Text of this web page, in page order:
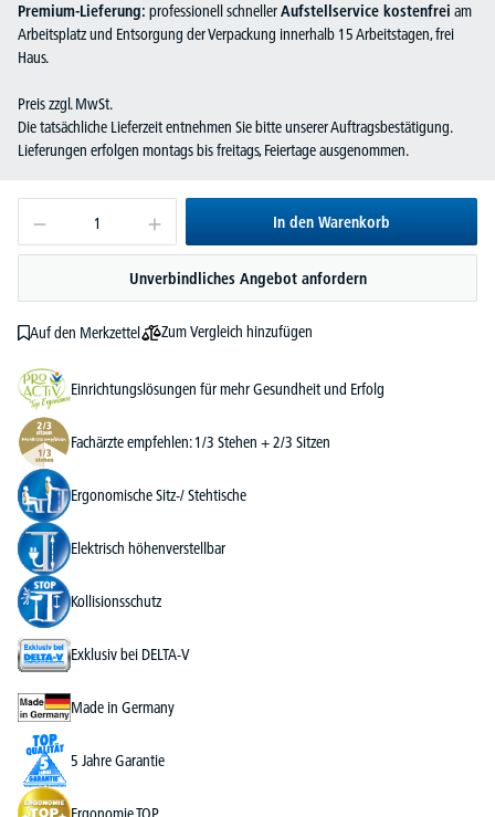
Premium-Lieferung: professionell schnellerAufstellservice kostenfrei am
Arbeitsplatz und Entsorgung der Verpackung innerhalb 15 Arbeitstagen, frei
Haus.
Preis zzgl. MwSt.
Die tatsächliche Lieferzeit entnehmen Sie bitte unserer Auftragsbestätigung.
Lieferungen erfolgen montags bis freitags, Feiertage ausgenommen.
In den Warenkorb
Unverbindliches Angebot anfordern
Auf den Merkzettel Zum Vergleich hinzufügen
Einrichtungslösungen für mehr Gesundheit und Erfolg
Fachärzte empfehlen: 1/3 Stehen + 2/3 Sitzen
Ergonomische Sitz-/ Stehtische
Elektrisch höhenverstellbar
Kollisionsschutz
Exklusiv bei DELTA-V
Made in Germany
5 Jahre Garantie